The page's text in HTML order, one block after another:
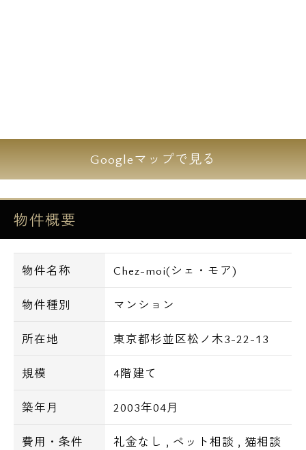
Googleマップで見る
物件概要
物件名称 Chez-moi(シェ・モア)
物件種別 マンション
所在地 東京都杉並区松ノ木3-22-13
規模 4階建て
築年月 2003年04月
費用・条件 礼金なし , ペット相談 , 猫相談